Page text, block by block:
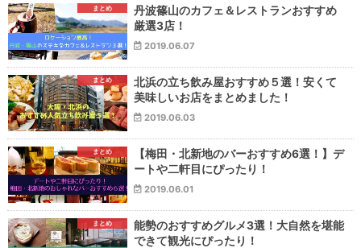
まとめ
丹波篠山のカフェ＆レストランおすすめ
厳選3店！
2019.06.07
まとめ
北浜の立ち飲み屋おすすめ５選！安くて
美味しいお店をまとめました！
2019.06.03
まとめ
【梅田・北新地のバーおすすめ6選！】デ
ートや二軒目にぴったり！
2019.06.01
まとめ
能勢のおすすめグルメ3選！大自然を堪能
できて観光にぴったり！